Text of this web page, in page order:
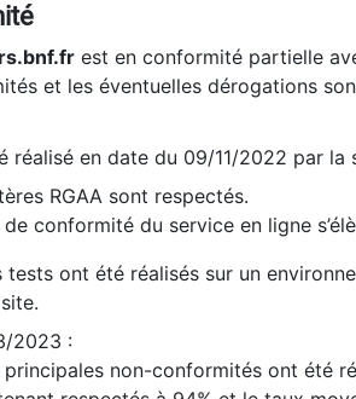
est en conformité partielle
et les éventuelles dérogations
réalisé en date du 09/11/2022 par
RGAA sont respectés.
conformité du service en ligne
tests ont été réalisés sur un
2023 :
non-conformités ont été